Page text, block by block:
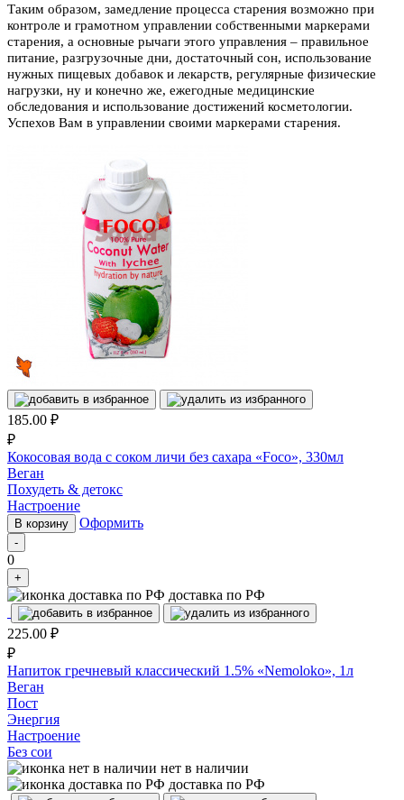
Таким образом, замедление процесса старения возможно при
контроле и грамотном управлении собственными маркерами
старения, а основные рычаги этого управления – правильное
питание, разгрузочные дни, достаточный сон, использование
нужных пищевых добавок и лекарств, регулярные физические
нагрузки, ну и конечно же, ежегодные медицинские
обследования и использование достижений косметологии.
Успехов Вам в управлении своими маркерами старения.
185.00 ₽
₽
Кокосовая вода с соком личи без сахара «Foco», 330мл
Веган
Похудеть & детокс
Настроение
В корзину Оформить
-
0
+
доставка по РФ
225.00 ₽
₽
Напиток гречневый классический 1.5% «Nemoloko», 1л
Веган
Пост
Энергия
Настроение
Без сои
нет в наличии
доставка по РФ